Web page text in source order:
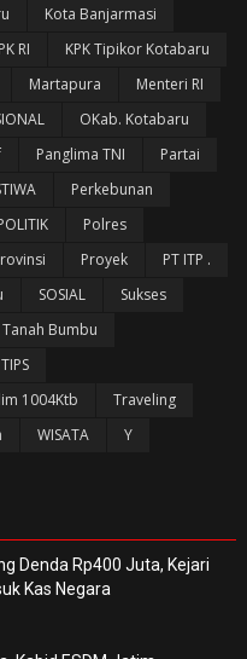
Kota Banjarmasi
RI
KPK Tipikor Kotabaru
Martapura
Menteri RI
OKab. Kotabaru
Panglima TNI
Partai
Perkebunan
Polres
Proyek
PT ITP .
SOSIAL
Sukses
Tanah Bumbu
TIPS
1004Ktb
Traveling
WISATA
Y
Denda Rp400 Juta, Kejari
Kas Negara